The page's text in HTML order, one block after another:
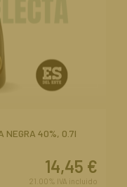
NEGRA 40%, 0.7l
14,45 €
21.00% IVA incluido